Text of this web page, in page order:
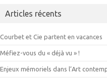
Articles récents
Courbet et Cie partent en vacances
Méfiez-vous du « déjà vu » !
Enjeux mémoriels dans l’Art